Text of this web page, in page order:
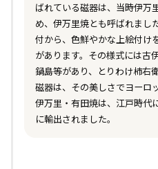
ばれている磁器は、当時伊万
め、伊万里焼とも呼ばれまし
付から、色鮮やかな上絵付け
があります。その様式には古
鍋島等があり、とりわけ柿右
磁器は、その美しさでヨーロ
伊万里・有田焼は、江戸時代
に輸出されました。